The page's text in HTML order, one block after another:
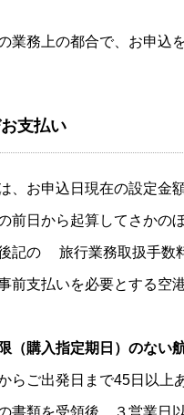
業務上の都合で、お申込
支払い
、お申込日現在の設定金
前日から起算してさかの
記の 旅行業務取扱手数
前支払いを必要とする空
（購入指定期日）のない
らご出発日まで45日以上
書類を受領後、３営業日